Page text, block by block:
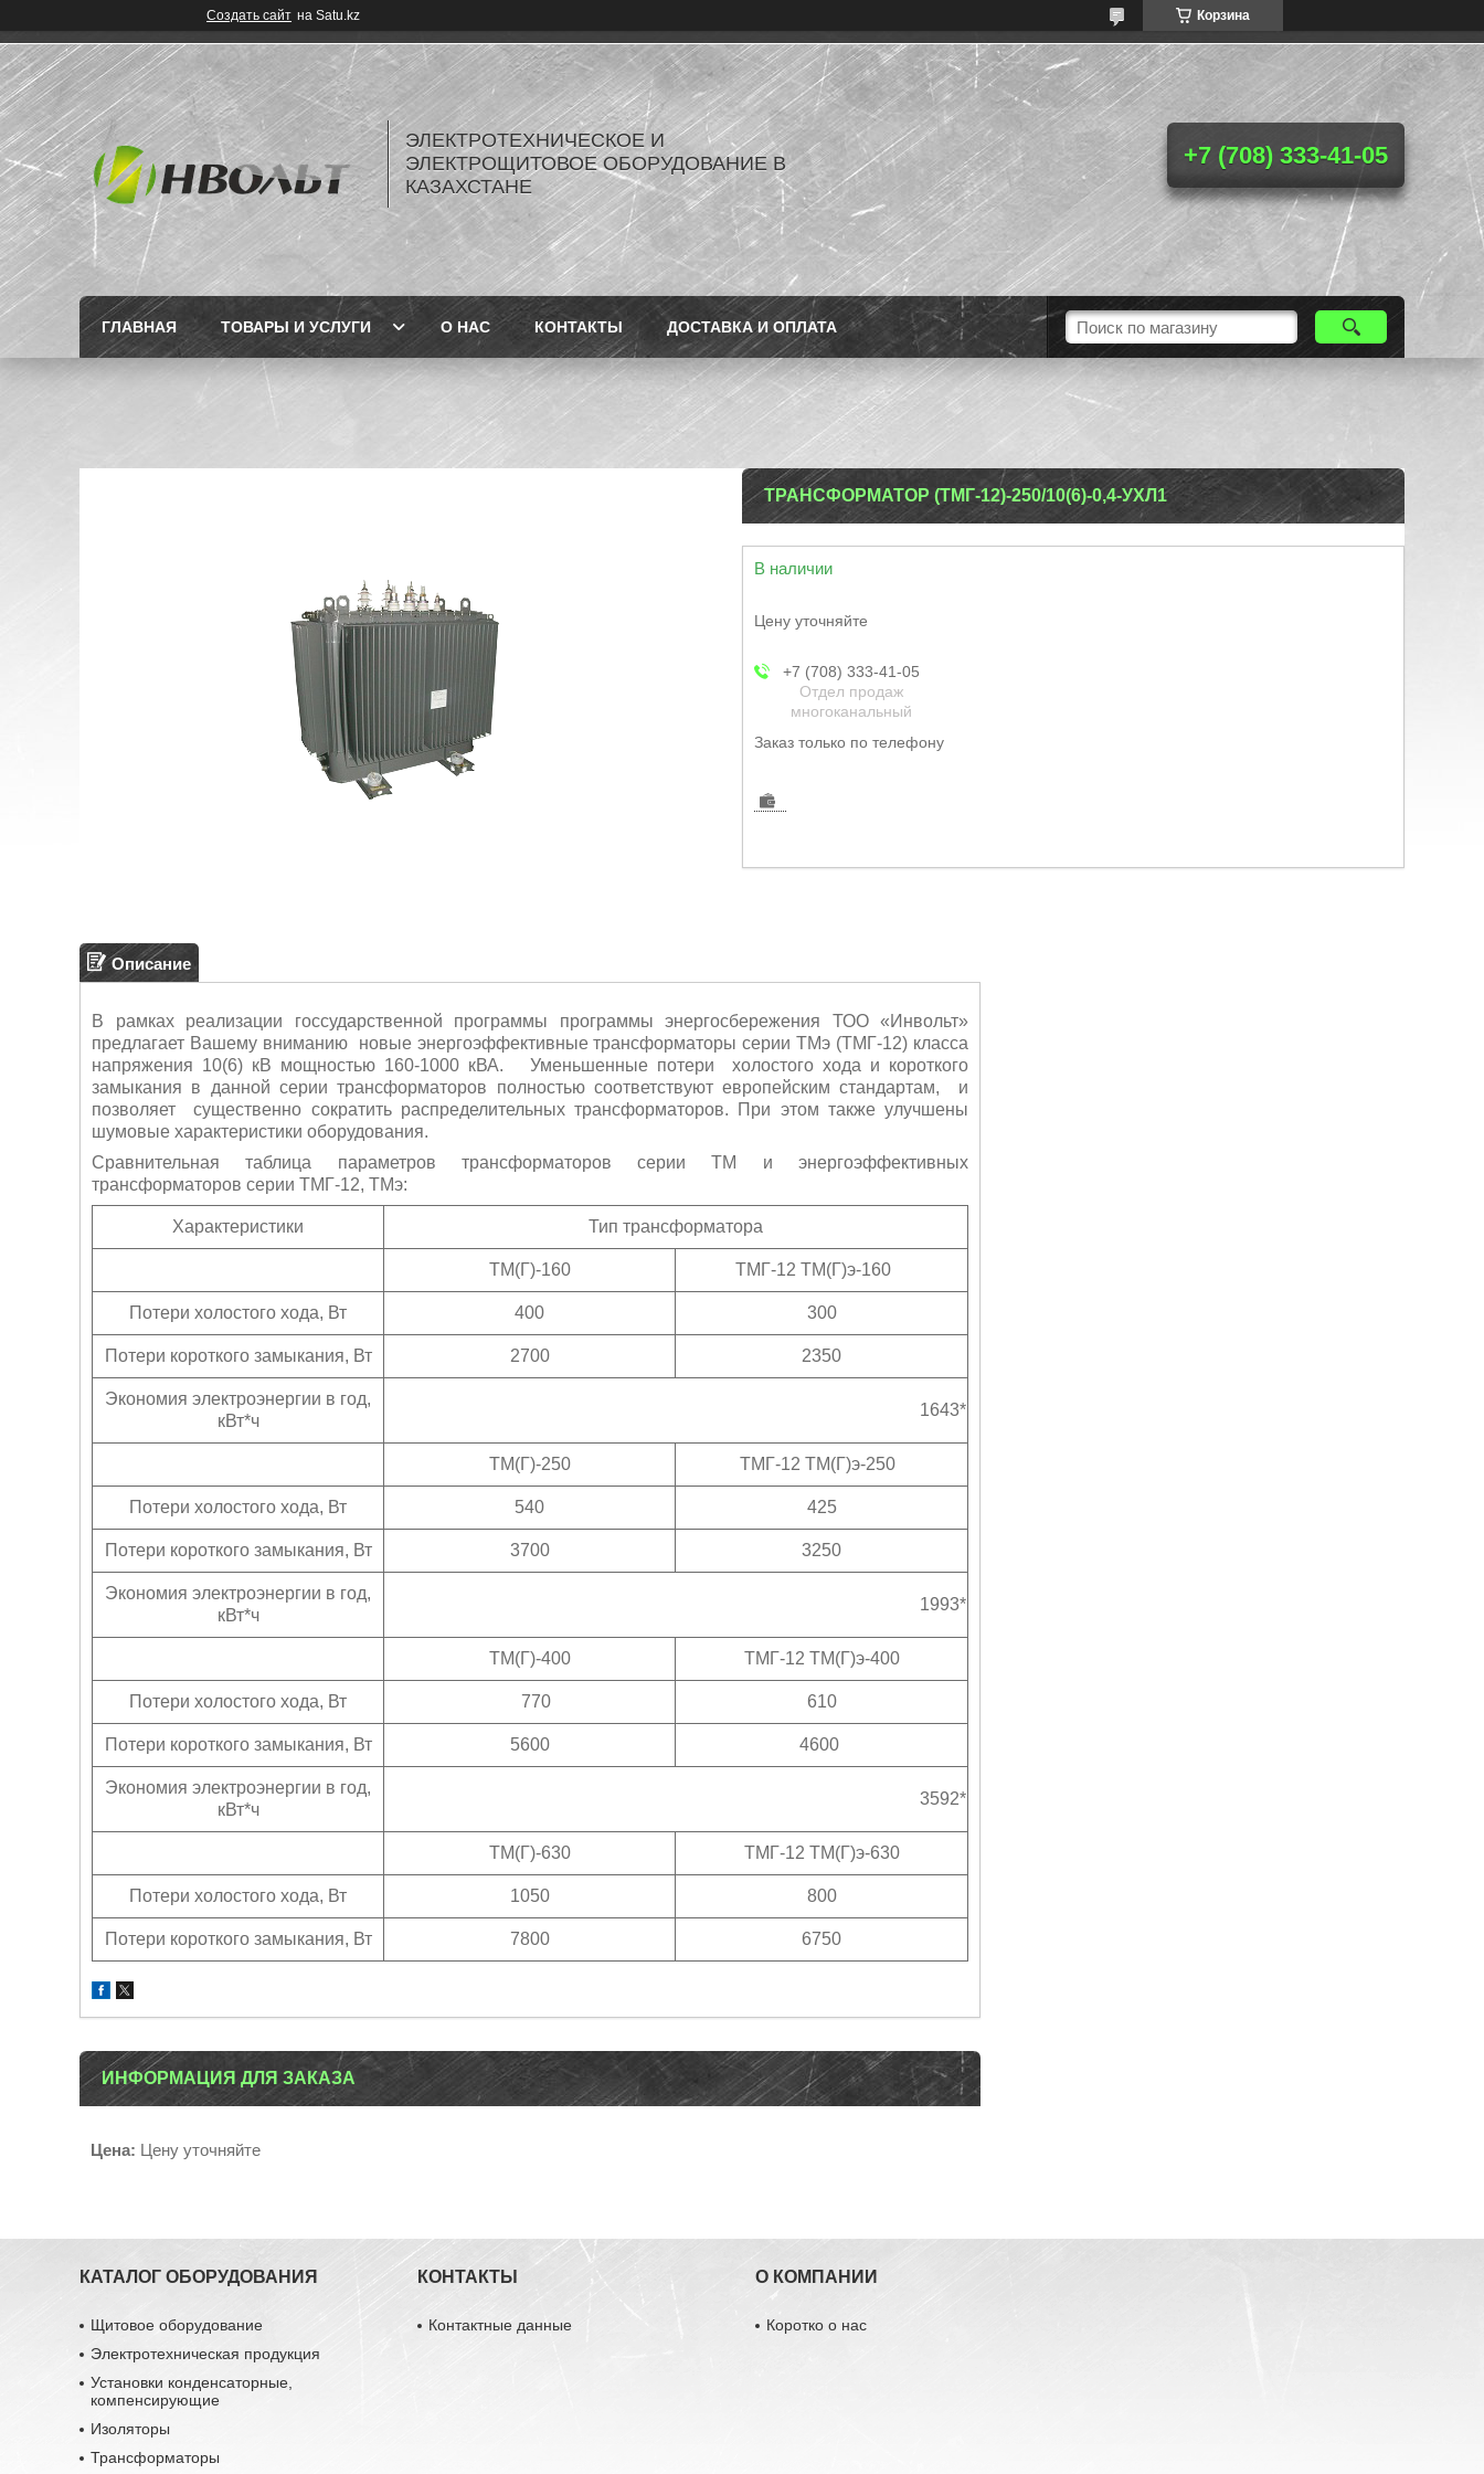
Создать сайт на Satu.kz Корзина
ЭЛЕКТРОТЕХНИЧЕСКОЕ И
ЭЛЕКТРОЩИТОВОЕ ОБОРУДОВАНИЕ В
КАЗАХСТАНЕ
+7 (708) 333-41-05
ГЛАВНАЯ ТОВАРЫ И УСЛУГИ О НАС КОНТАКТЫ ДОСТАВКА И ОПЛАТА
ТРАНСФОРМАТОР (ТМГ-12)-250/10(6)-0,4-УХЛ1
В наличии
Цену уточняйте
+7 (708) 333-41-05
Отдел продаж
многоканальный
Заказ только по телефону
Описание
В рамках реализации госсударственной программы программы энергосбережения ТОО «Инвольт»
предлагает Вашему вниманию
новые энергоэффективные трансформаторы серии ТМэ (ТМГ-12) класса
напряжения 10(6) кВ мощностью 160-1000 кВА. Уменьшенные потери
холостого хода и короткого
замыкания в данной серии трансформаторов полностью соответствуют европейским стандартам,
и
позволяет
существенно сократить распределительных трансформаторов. При этом также улучшены
шумовые характеристики оборудования.
Сравнительная таблица параметров трансформаторов серии ТМ и энергоэффективных
трансформаторов серии ТМГ-12, ТМэ:
Характеристики Тип трансформатора
ТМ(Г)-160 ТМГ-12 ТМ(Г)э-160
Потери холостого хода, Вт 400 300
Потери короткого замыкания, Вт 2700 2350
Экономия электроэнергии в год,
кВт*ч
1643*
ТМ(Г)-250 ТМГ-12 ТМ(Г)э-250
Потери холостого хода, Вт 540 425
Потери короткого замыкания, Вт 3700 3250
Экономия электроэнергии в год,
кВт*ч
1993*
ТМ(Г)-400 ТМГ-12 ТМ(Г)э-400
Потери холостого хода, Вт 770 610
Потери короткого замыкания, Вт 5600 4600
Экономия электроэнергии в год,
кВт*ч
3592*
ТМ(Г)-630 ТМГ-12 ТМ(Г)э-630
Потери холостого хода, Вт 1050 800
Потери короткого замыкания, Вт 7800 6750
ИНФОРМАЦИЯ ДЛЯ ЗАКАЗА
Цена: Цену уточняйте
КАТАЛОГ ОБОРУДОВАНИЯ
Щитовое оборудование
Электротехническая продукция
Установки конденсаторные,
компенсирующие
Изоляторы
Трансформаторы
КОНТАКТЫ
Контактные данные
О КОМПАНИИ
Коротко о нас